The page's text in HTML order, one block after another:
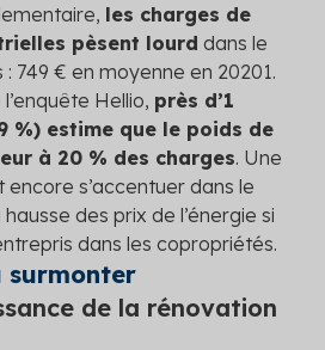
les charges de
pèsent lourd dans le
749 € en moyenne en 20201.
Hellio, près d’1
%) estime que le poids de
à 20 % des charges. Une
s’accentuer dans le
des prix de l’énergie si
dans les copropriétés.
surmonter
de la rénovation